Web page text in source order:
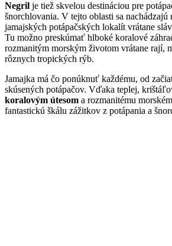
Negril je tiež skvelou destináciou pre
šnorchlovania. V tejto oblasti sa nachádzajú
jamajských potápačských lokalít vrátane
Tu možno preskúmať hlboké koralové
rozmanitým morským životom vrátane rají,
rôznych tropických rýb.
Jamajka má čo ponúknuť každému, od
skúsených potápačov. Vďaka teplej,
koralovým útesom a rozmanitému
fantastickú škálu zážitkov z potápania a